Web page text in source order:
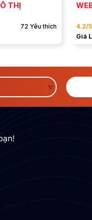
THỊ
72 Yêu thích
4.2/
Giá